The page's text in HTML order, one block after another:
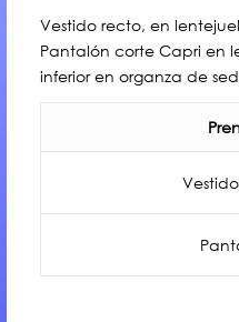
Vestido recto, en
Pantalón corte Capri en
inferior en organza de